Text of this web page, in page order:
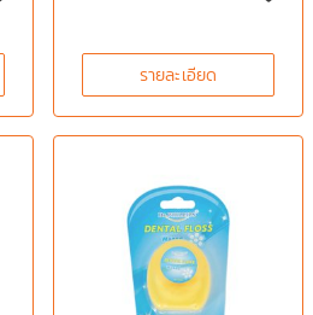
รายละเอียด